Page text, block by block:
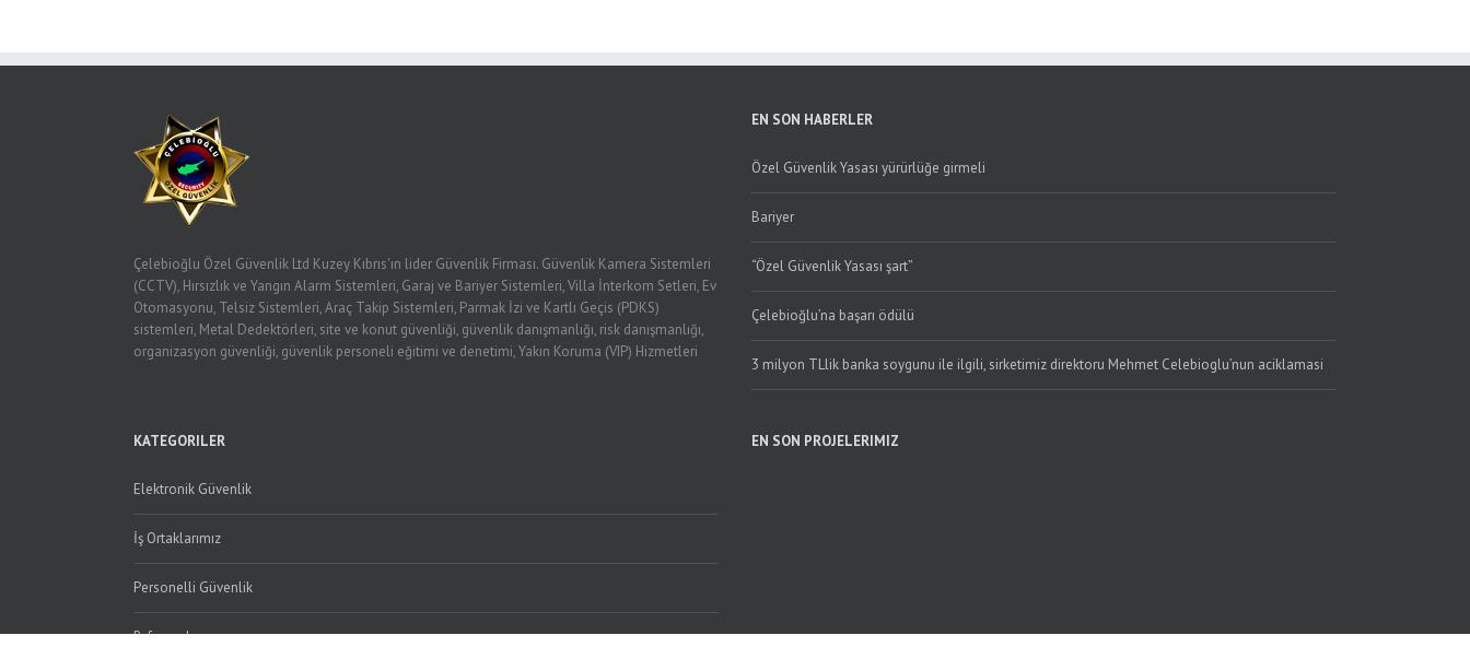
Çelebioğlu Özel Güvenlik Ltd Kuzey Kıbrıs'ın lider Güvenlik Firması. Güvenlik Kamera Sistemleri
(CCTV), Hırsızlık ve Yangın Alarm Sistemleri, Garaj ve Bariyer Sistemleri, Villa İnterkom Setleri, Ev
Otomasyonu, Telsiz Sistemleri, Araç Takip Sistemleri, Parmak İzi ve Kartlı Geçis (PDKS)
sistemleri, Metal Dedektörleri, site ve konut güvenliği, güvenlik danışmanlığı, risk danışmanlığı,
organizasyon güvenliği, güvenlik personeli eğitimi ve denetimi, Yakın Koruma (VIP) Hizmetleri
EN SON HABERLER
Özel Güvenlik Yasası yürürlüğe girmeli
Bariyer
“Özel Güvenlik Yasası şart”
Çelebioğlu’na başarı ödülü
3 milyon TLlik banka soygunu ile ilgili, sirketimiz direktoru Mehmet Celebioglu’nun aciklamasi
KATEGORILER
Elektronik Güvenlik
İş Ortaklarımız
Personelli Güvenlik
Referanslarımız
EN SON PROJELERIMIZ